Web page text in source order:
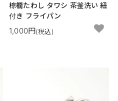
棕櫚たわし タワシ 茶釜洗い 紐
付き フライパン
1,000円(税込)